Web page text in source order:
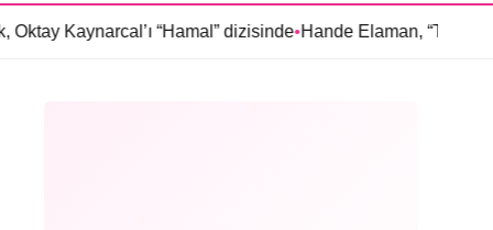
“Hamal” dizisinde•Hande Elaman, “Tutsak